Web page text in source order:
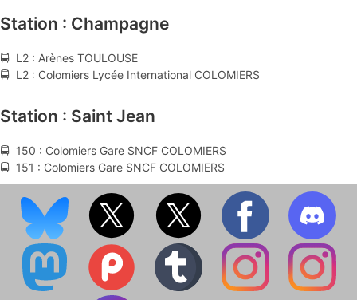
Station : Champagne
🚍 L2 : Arènes TOULOUSE
🚍 L2 : Colomiers Lycée International COLOMIERS
Station : Saint Jean
🚍 150 : Colomiers Gare SNCF COLOMIERS
🚍 151 : Colomiers Gare SNCF COLOMIERS